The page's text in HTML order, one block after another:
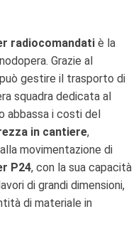
radiocomandati è la
Grazie al
gestire il trasporto di
squadra dedicata al
abbassa i costi del
in cantiere,
movimentazione di
P24, con la sua capacità
di grandi dimensioni,
di materiale in